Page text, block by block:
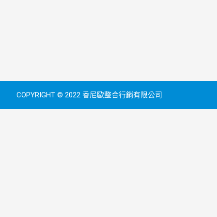
COPYRIGHT © 2022 香尼歐整合行銷有限公司